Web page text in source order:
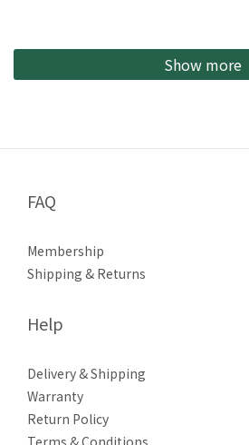
Show more
FAQ
Membership
Shipping & Returns
Help
Delivery & Shipping
Warranty
Return Policy